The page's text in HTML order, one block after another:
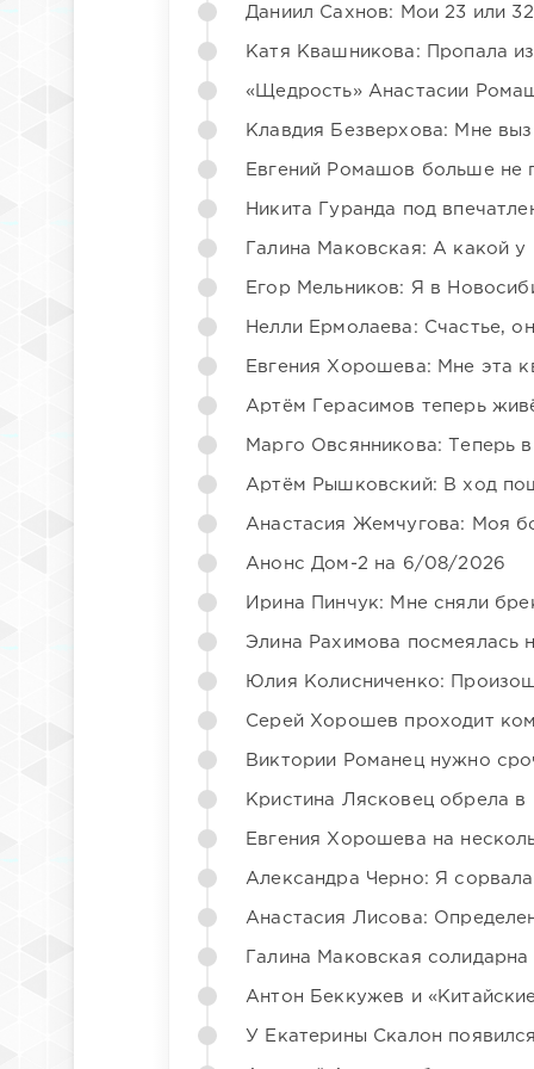
Даниил Сахнов: Мои 23 или
Катя Квашникова: Пропала
«Щедрость» Анастасии
Клавдия Безверхова: Мне
Евгений Ромашов больше не
Никита Гуранда под
Галина Маковская: А какой у
Егор Мельников: Я в
Нелли Ермолаева: Счастье,
Евгения Хорошева: Мне эта
Артём Герасимов теперь
Марго Овсянникова: Теперь
Артём Рышковский: В ход
Анастасия Жемчугова: Моя
Анонс Дом-2 на 6/08/2026
Ирина Пинчук: Мне сняли
Элина Рахимова посмеялась
Юлия Колисниченко:
Серей Хорошев проходит
Виктории Романец нужно
Кристина Лясковец обрела
Евгения Хорошева на
Александра Черно: Я
Анастасия Лисова:
Галина Маковская
Антон Беккужев и
У Екатерины Скалон